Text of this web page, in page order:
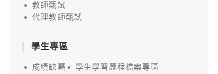
教師甄試
代理教師甄試
學生專區
成績缺曠
學生學習歷程檔案專區